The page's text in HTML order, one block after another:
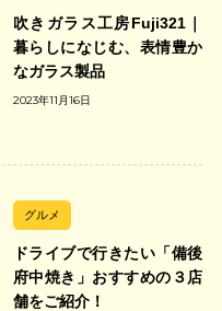
吹きガラス工房Fuji321｜
暮らしになじむ、表情豊か
なガラス製品
2023年11月16日
グルメ
ドライブで行きたい「備後
府中焼き」おすすめの３店
舗をご紹介！